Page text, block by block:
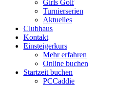
Girls Golf
Turnierserien
Aktuelles
Clubhaus
Kontakt
Einsteigerkurs
Mehr erfahren
Online buchen
Startzeit buchen
PCCaddie